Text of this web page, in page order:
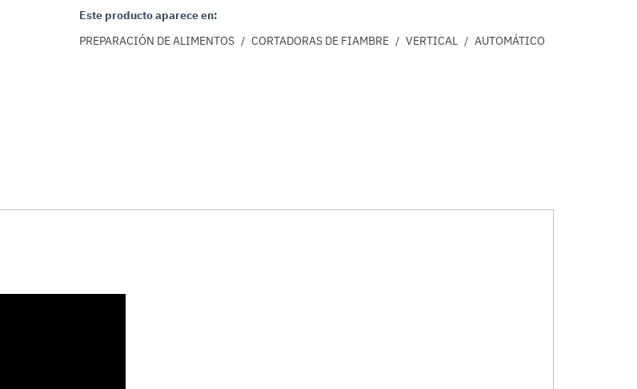
Construction:
Knife:
Sharpener:
Built-in, removable, two stone dual action.
Este producto aparece en:
PREPARACIÓN DE ALIMENTOS / CORTADORAS DE FIAMBRE / VERTICAL / AUTOMÁTICO